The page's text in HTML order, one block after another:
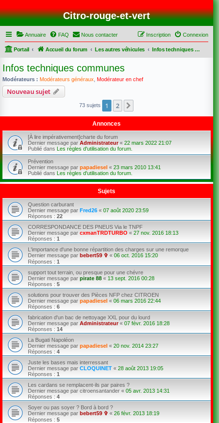
Citro-rouge-et-vert
Annuaire FAQ Nous contacter Connexion
Inscription
Portail Accueil du forum Les autres véhicules Infos techniques communes
Infos techniques communes
Modérateurs : Modérateurs généraux Modérateur en chef
Nouveau sujet
73 sujets 1 2
Annonces
[À lire impérativement]charte du forum
Dernier message par Administrateur« 22 mars 2022 21:07
Publié dans Les règles d'utilisation du forum.
Prévention
Dernier message par papadiesel « 23 mars 2010 13:41
Publié dans Les règles d'utilisation du forum.
Sujets
Question carburant
Dernier message par Fred26 « 07 août 2020 23:59
Réponses : 22
CORRESPONDANCE DES PNEUS Via le TNPF
Dernier message par cxmanTRDTURBO « 27 nov. 2016 18:13
Réponses : 1
L'importance d'une bonne répartition des charges sur une remorque
Dernier message par bebert59 ✞ « 06 oct. 2016 15:20
Réponses : 1
support tout terrain, ou presque pour une chévre
Dernier message par pirate 88 « 13 sept. 2016 00:28
Réponses : 5
solutions pour trouver des Pièces NFP chez CITROEN
Dernier message par papadiesel « 06 mars 2016 22:44
Réponses : 6
fabrication d'un bac de nettoyage XXL pour du lourd
Dernier message par Administrateur« 07 févr. 2016 18:28
Réponses : 14
La Bugati Napoléon
Dernier message par papadiesel « 20 nov. 2014 23:27
Réponses : 4
Juste les bases mais interressant
Dernier message par CLOQUINET « 28 août 2013 19:05
Réponses : 1
Les cardans se remplacent-ils par paires ?
Dernier message par citroensantander « 05 avr. 2013 14:31
Réponses : 4
Soyer ou pas soyer ? Bord à bord ?
Dernier message par bebert59 ✞ « 26 févr. 2013 18:19
Réponses : 5